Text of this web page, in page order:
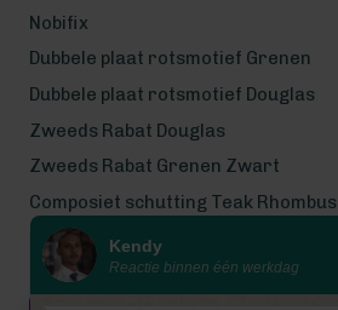
Nobifix
Dubbele plaat rotsmotief Grenen
Dubbele plaat rotsmotief Douglas
Zweeds Rabat Douglas
Zweeds Rabat Grenen Zwart
Composiet schutting Teak Rhombus
Wij werken met eerlijke
gecertificeerde houtsoorten
Kendy
Reactie binnen één werkdag